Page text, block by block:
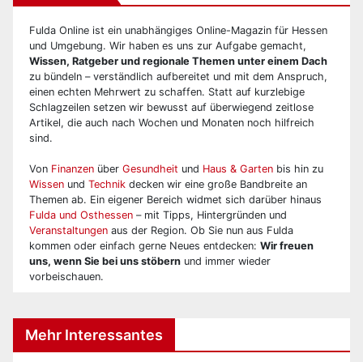
Fulda Online ist ein unabhängiges Online-Magazin für Hessen
und Umgebung. Wir haben es uns zur Aufgabe gemacht,
Wissen, Ratgeber und regionale Themen unter einem Dach
zu bündeln – verständlich aufbereitet und mit dem Anspruch,
einen echten Mehrwert zu schaffen. Statt auf kurzlebige
Schlagzeilen setzen wir bewusst auf überwiegend zeitlose
Artikel, die auch nach Wochen und Monaten noch hilfreich
sind.
Von Finanzen über Gesundheit und Haus & Garten bis hin zu
Wissen und Technik decken wir eine große Bandbreite an
Themen ab. Ein eigener Bereich widmet sich darüber hinaus
Fulda und Osthessen – mit Tipps, Hintergründen und
Veranstaltungen aus der Region. Ob Sie nun aus Fulda
kommen oder einfach gerne Neues entdecken: Wir freuen
uns, wenn Sie bei uns stöbern und immer wieder
vorbeischauen.
Mehr Interessantes